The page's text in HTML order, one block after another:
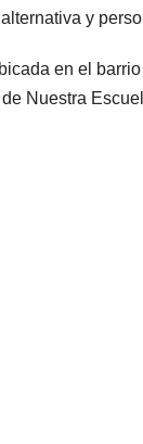
y
en el
Nuestra